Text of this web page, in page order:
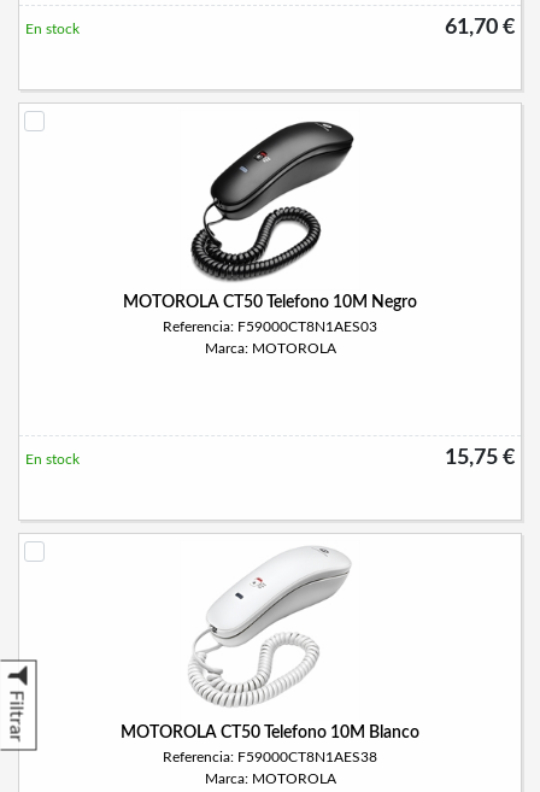
Filtrar
61,70 €
En stock
MOTOROLA CT50 Telefono 10M Negro
Referencia: F59000CT8N1AES03
Marca: MOTOROLA
15,75 €
En stock
MOTOROLA CT50 Telefono 10M Blanco
Referencia: F59000CT8N1AES38
Marca: MOTOROLA